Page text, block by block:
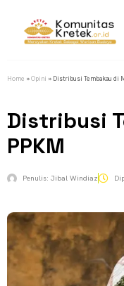
Home »Opini » Distribusi Tembakau di
Distribusi
PPKM
Penulis: Jibal Windiaz